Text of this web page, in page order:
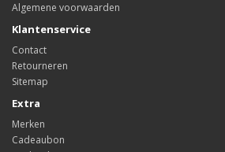
Algemene voorwaarden
Klantenservice
Contact
Retourneren
Sitemap
Extra
Merken
Cadeaubon